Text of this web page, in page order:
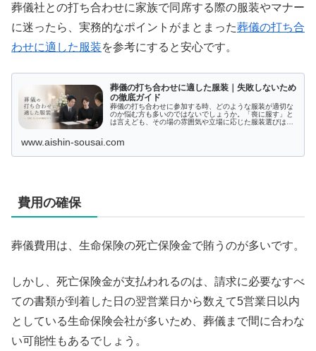
葬儀社との打ち合わせに家族で同席する際の服装やマナー
に迷ったら、実務的なポイントがまとまった葬儀の打ち合
わせに適した服装を参考にすると安心です。
葬儀の打ち合わせに適した服装｜失敗しないため
の徹底ガイド
葬儀の打ち合わせに参加する時、どのような服装が適切な
のか悩む方も多いのではないでしょうか。「喪に服す」と
は言えども、その場の雰囲気や立場に応じた服装選びは重
www.aishin-sousai.com
費用の確保
葬儀費用は、生命保険の死亡保険金で賄うのが多いです。
しかし、死亡保険金が支払われるのは、請求に必要なすべ
ての書類が到着した日の翌営業日から数えて5営業日以内
としている生命保険会社が多いため、葬儀まで間に合わな
い可能性もあるでしょう。